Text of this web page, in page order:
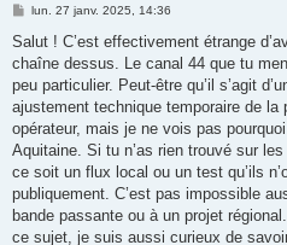
M
s
a
g
lun. 27 janv. 2025, 14:36
Salut ! C’est effectivement étrange
chaîne dessus. Le canal 44 que tu
peu particulier. Peut-être qu’il s’agit
ajustement technique temporaire de la
opérateur, mais je ne vois pas
Aquitaine. Si tu n’as rien trouvé sur
ce soit un flux local ou un test qu’ils
publiquement. C’est pas impossible
bande passante ou à un projet
ce sujet, je suis aussi curieux de